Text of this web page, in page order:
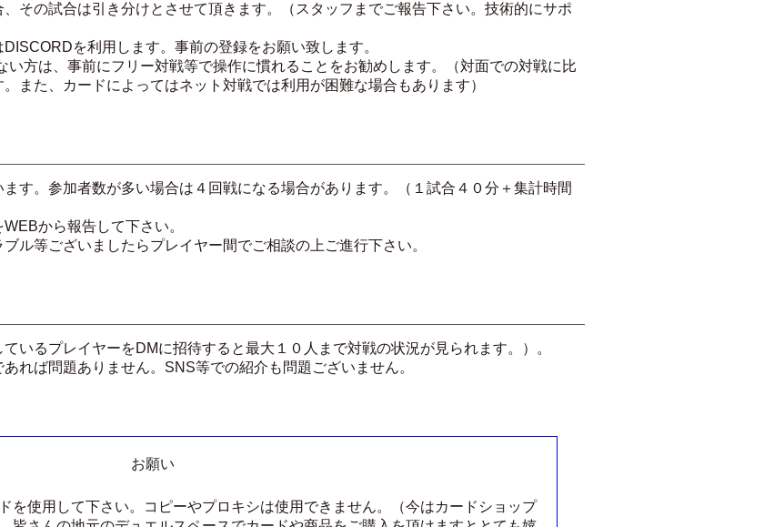
その試合は引き分けとさせて頂きます。（スタッフまでご報告下さい。技術的にサポ
を利用します。事前の登録をお願い致します。
い方は、事前にフリー対戦等で操作に慣れることをお勧めします。（対面での対戦に比
また、カードによってはネット対戦では利用が困難な場合もあります）
す。参加者数が多い場合は４回戦になる場合があります。（１試合４０分＋集計時間
から報告して下さい。
ル等ございましたらプレイヤー間でご相談の上ご進行下さい。
いるプレイヤーをDMに招待すると最大１０人まで対戦の状況が見られます。）。
れば問題ありません。SNS等での紹介も問題ございません。
お願い
を使用して下さい。コピーやプロキシは使用できません。（今はカードショップ